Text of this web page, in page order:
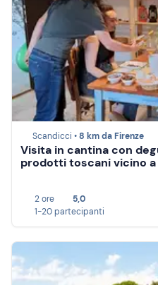
Scandicci •8 km da Firenze
Visita in cantina con
prodotti toscani vicino a
2 ore
5,0
1-20 partecipanti